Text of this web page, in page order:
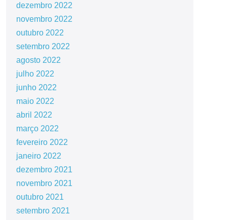
dezembro 2022
novembro 2022
outubro 2022
setembro 2022
agosto 2022
julho 2022
junho 2022
maio 2022
abril 2022
março 2022
fevereiro 2022
janeiro 2022
dezembro 2021
novembro 2021
outubro 2021
setembro 2021